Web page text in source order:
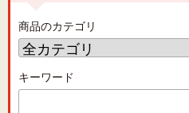
商品のカテゴリ
キーワード